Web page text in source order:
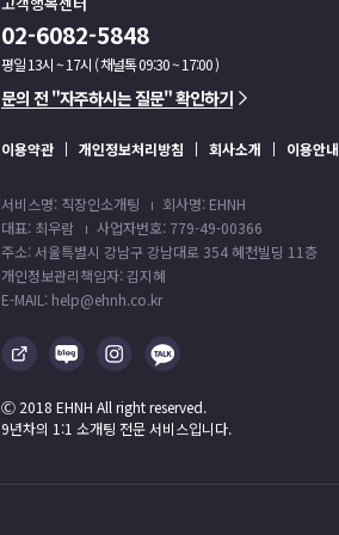
02-6082-5848
평일 13시 ~ 17시 ( 채널톡 09:30 ~ 17:00 )
문의 전 "자주하시는 질문" 확인하기
이용약관 개인정보처리방침 회사소개 이용안내
서비스명: 직장인소개팅
회사명: EHNH
대표: 최우람
사업자번호: 779-49-00366
주소: 서울특별시 강남구 강남대로 354 혜천빌딩 11층
개인정보관리책임자: 김지혜
E-MAIL: help@ehnh.co.kr
Ⓒ 2018 EHNH All right reserved.
9년차의 1:1 소개팅 전문 서비스입니다.